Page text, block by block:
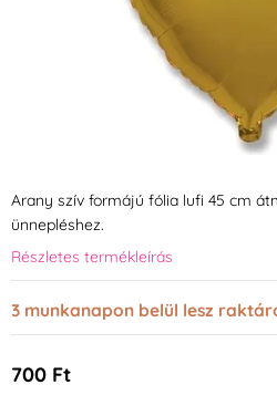
Arany szív formájú fólia lufi 45 cm
ünnepléshez.
Részletes termékleírás
3 munkanapon belül lesz
700 Ft